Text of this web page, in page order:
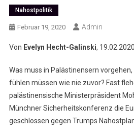
Nahostpolitik
Februar 19, 2020 Admin
Von Evelyn Hecht-Galinski, 19.02.2020
Was muss in Palästinensern
fühlen müssen wie nie zuvor? Fast
palästinensische Ministerpräsident
Münchner Sicherheitskonferenz die
geschlossen gegen Trumps